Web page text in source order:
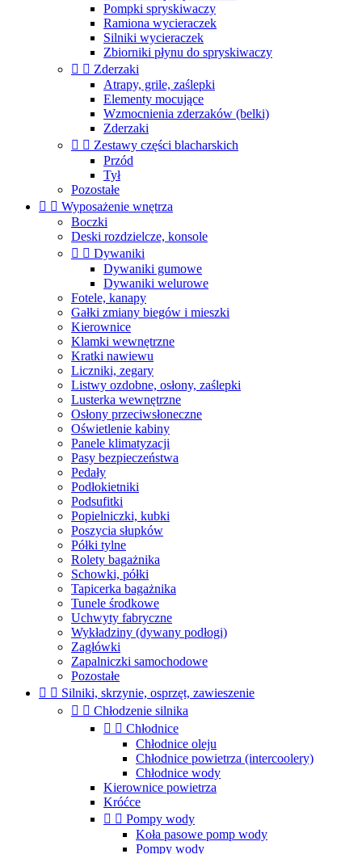
Pompki spryskiwaczy
Ramiona wycieraczek
Silniki wycieraczek
Zbiorniki płynu do spryskiwaczy
  Zderzaki
Atrapy, grile, zaślepki
Elementy mocujące
Wzmocnienia zderzaków (belki)
Zderzaki
  Zestawy części blacharskich
Przód
Tył
Pozostałe
  Wyposażenie wnętrza
Boczki
Deski rozdzielcze, konsole
  Dywaniki
Dywaniki gumowe
Dywaniki welurowe
Fotele, kanapy
Gałki zmiany biegów i mieszki
Kierownice
Klamki wewnętrzne
Kratki nawiewu
Liczniki, zegary
Listwy ozdobne, osłony, zaślepki
Lusterka wewnętrzne
Osłony przeciwsłoneczne
Oświetlenie kabiny
Panele klimatyzacji
Pasy bezpieczeństwa
Pedały
Podłokietniki
Podsufitki
Popielniczki, kubki
Poszycia słupków
Półki tylne
Rolety bagażnika
Schowki, półki
Tapicerka bagażnika
Tunele środkowe
Uchwyty fabryczne
Wykładziny (dywany podłogi)
Zagłówki
Zapalniczki samochodowe
Pozostałe
  Silniki, skrzynie, osprzęt, zawieszenie
  Chłodzenie silnika
  Chłodnice
Chłodnice oleju
Chłodnice powietrza (intercoolery)
Chłodnice wody
Kierownice powietrza
Króćce
  Pompy wody
Koła pasowe pomp wody
Pompy wody